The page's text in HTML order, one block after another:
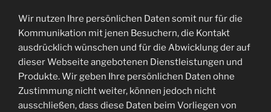
Wir nutzen Ihre persönlichen Daten somit nur für die
Kommunikation mit jenen Besuchern, die Kontakt
ausdrücklich wünschen und für die Abwicklung der auf
dieser Webseite angebotenen Dienstleistungen und
Produkte. Wir geben Ihre persönlichen Daten ohne
Zustimmung nicht weiter, können jedoch nicht
ausschließen, dass diese Daten beim Vorliegen von